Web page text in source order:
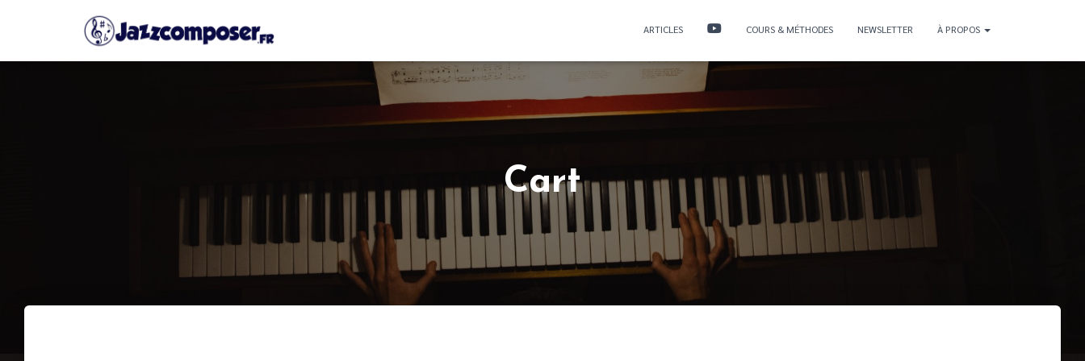
ARTICLES COURS & MÉTHODES NEWSLETTER À PROPOS
Cart